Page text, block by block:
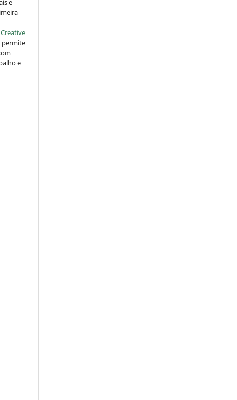
e
Creative
permite
e